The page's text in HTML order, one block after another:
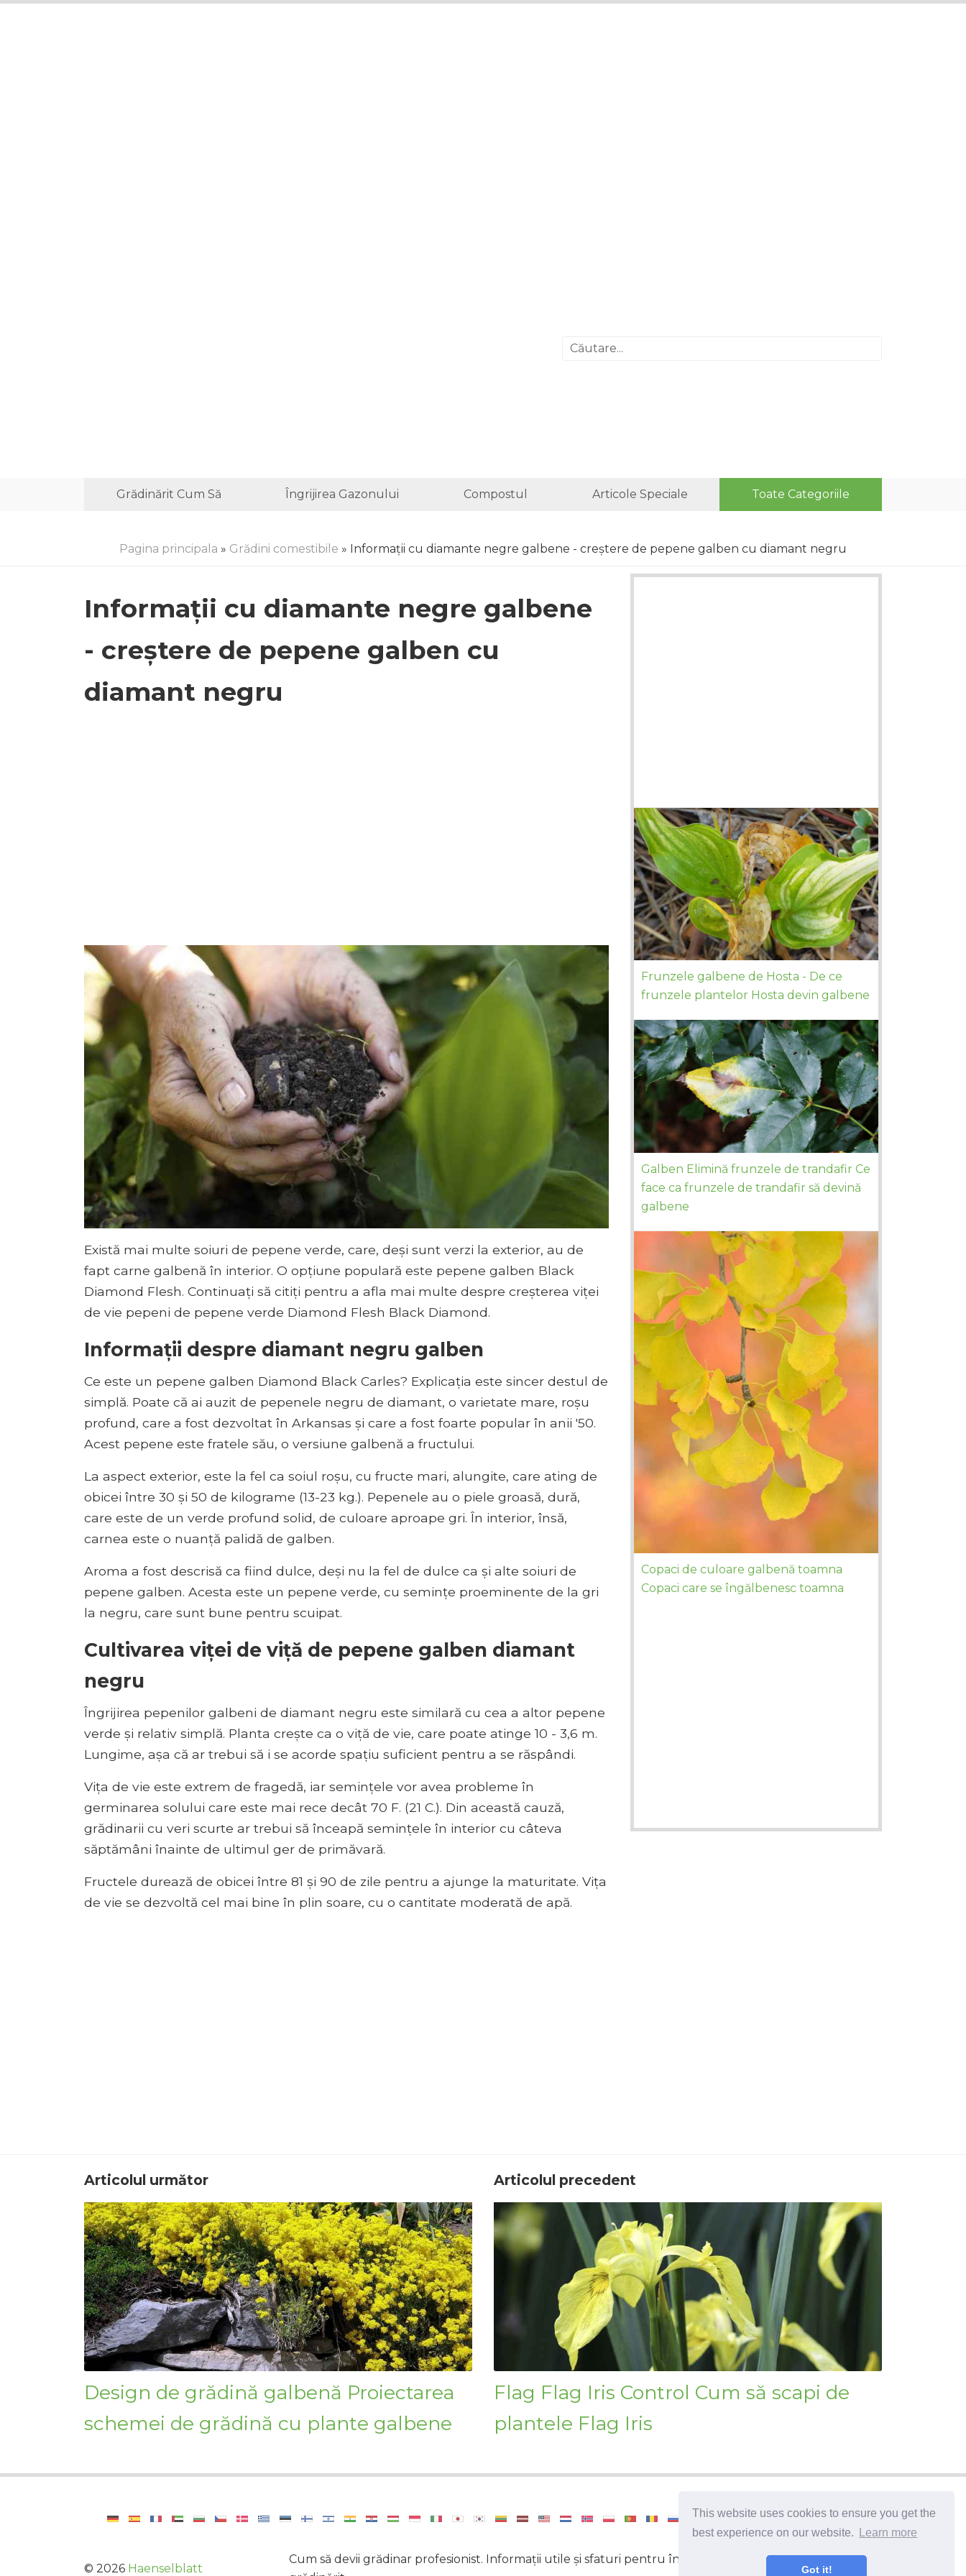
This website uses cookies to ensure you get the
best experience on our website.
Learn more
Got it!
Grădinărit Cum Să Îngrijirea Gazonului Compostul Articole Speciale Toate Categoriile
Pagina principala » Grădini comestibile » Informații cu diamante negre galbene - creștere de pepene galben cu diamant negru
Informații cu diamante negre galbene
- creștere de pepene galben cu
diamant negru
Există mai multe soiuri de pepene verde, care, deși sunt verzi la exterior, au de
fapt carne galbenă în interior. O opțiune populară este pepene galben Black
Diamond Flesh. Continuați să citiți pentru a afla mai multe despre creșterea viței
de vie pepeni de pepene verde Diamond Flesh Black Diamond.
Informații despre diamant negru galben
Ce este un pepene galben Diamond Black Carles? Explicația este sincer destul de
simplă. Poate că ai auzit de pepenele negru de diamant, o varietate mare, roșu
profund, care a fost dezvoltat în Arkansas și care a fost foarte popular în anii '50.
Acest pepene este fratele său, o versiune galbenă a fructului.
La aspect exterior, este la fel ca soiul roșu, cu fructe mari, alungite, care ating de
obicei între 30 și 50 de kilograme (13-23 kg.). Pepenele au o piele groasă, dură,
care este de un verde profund solid, de culoare aproape gri. În interior, însă,
carnea este o nuanță palidă de galben.
Aroma a fost descrisă ca fiind dulce, deși nu la fel de dulce ca și alte soiuri de
pepene galben. Acesta este un pepene verde, cu semințe proeminente de la gri
la negru, care sunt bune pentru scuipat.
Cultivarea viței de viță de pepene galben diamant
negru
Îngrijirea pepenilor galbeni de diamant negru este similară cu cea a altor pepene
verde și relativ simplă. Planta crește ca o viță de vie, care poate atinge 10 - 3,6 m.
Lungime, așa că ar trebui să i se acorde spațiu suficient pentru a se răspândi.
Vița de vie este extrem de fragedă, iar semințele vor avea probleme în
germinarea solului care este mai rece decât 70 F. (21 C.). Din această cauză,
grădinarii cu veri scurte ar trebui să înceapă semințele în interior cu câteva
săptămâni înainte de ultimul ger de primăvară.
Fructele durează de obicei între 81 și 90 de zile pentru a ajunge la maturitate. Vița
de vie se dezvoltă cel mai bine în plin soare, cu o cantitate moderată de apă.
Frunzele galbene de Hosta - De ce
frunzele plantelor Hosta devin galbene
Galben Elimină frunzele de trandafir Ce
face ca frunzele de trandafir să devină
galbene
Copaci de culoare galbenă toamna
Copaci care se îngălbenesc toamna
Articolul următor
Design de grădină galbenă Proiectarea
schemei de grădină cu plante galbene
Articolul precedent
Flag Flag Iris Control Cum să scapi de
plantele Flag Iris
© 2026 Haenselblatt
Cum să devii grădinar profesionist. Informații utile și sfaturi pentru îngrijirea plantelor. Enciclopedie de